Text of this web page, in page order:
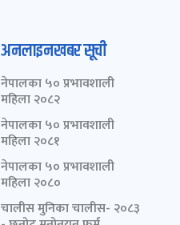
अनलाइनखबर सूची
नेपालका ५० प्रभावशाली
महिला २०८२
नेपालका ५० प्रभावशाली
महिला २०८१
नेपालका ५० प्रभावशाली
महिला २०८०
चालीस मुनिका चालीस- २०८३